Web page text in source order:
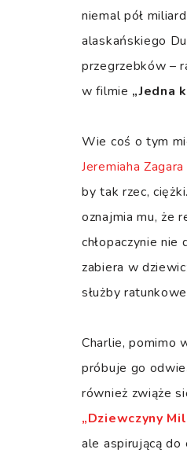
niemal pół
alaskańskiego
przegrzebków –
w filmie „Jedna
Wie coś o tym
Jeremiaha Zagara
by tak rzec,
oznajmia mu, że
chłopaczynie nie
zabiera w
służby
Charlie, pomimo
próbuje go
również zwiąże
„Dziewczyny
ale aspirującą do